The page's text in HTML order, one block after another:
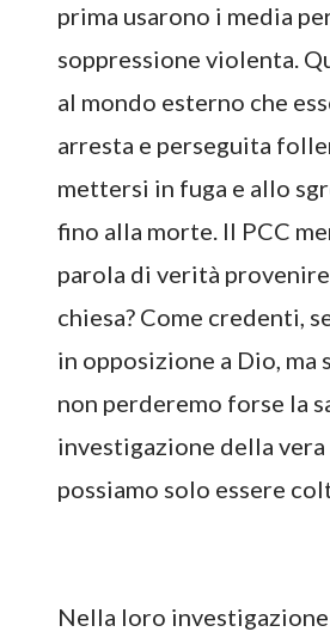
prima usarono i media
soppressione violenta.
al mondo esterno che
arresta e perseguita
mettersi in fuga e allo
fino alla morte. Il PCC
parola di verità
chiesa? Come credenti,
in opposizione a Dio,
non perderemo forse la
investigazione della vera
possiamo solo essere
Nella loro